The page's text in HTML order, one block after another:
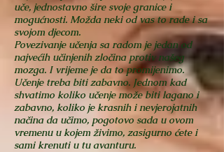
uče, jednostavno šire svoje granice i
mogućnosti. Možda neki od vas to rade i sa
svojom djecom.
Povezivanje učenja sa radom je jedan od
najvećih učinjenih zločina protiv našeg
mozga. I vrijeme je da to promijenimo.
Učenje treba biti zabavno. Jednom kad
shvatimo koliko učenje može biti lagano i
zabavno, koliko je krasnih i nevjerojatnih
načina da učimo, pogotovo sada u ovom
vremenu u kojem živimo, zasigurno ćete i
sami krenuti u tu avanturu.